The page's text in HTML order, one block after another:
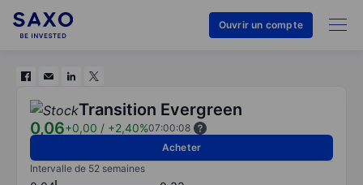
Ouvrir un compte
Transition Evergreen
0,06+0,00 / +2,40%07:00:08
Acheter
Intervalle de 52 semaines